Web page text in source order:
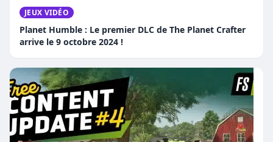
JEUX VIDÉO
Planet Humble : Le premier DLC de The Planet Crafter
arrive le 9 octobre 2024 !